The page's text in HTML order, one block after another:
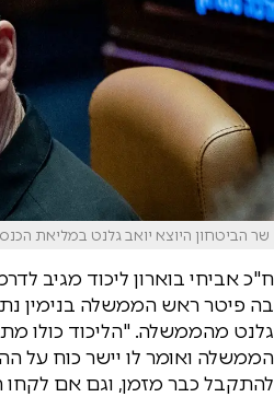
שר הביטחון היוצא יואב גלנט במליאת הכנסת
ח"כ אביחי בוארון ליכוד מגיב
בה פיטר ראש הממשלה בנימין
גלנט מהממשלה. "הליכוד כולו
הממשלה ואומר לו יישר כוח על
להתקבל כבר מזמן, וגם אם לקחו